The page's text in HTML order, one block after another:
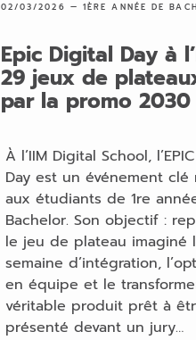
02/03/2026 — 1ÈRE ANNÉE DE
Epic Digital Day à
29 jeux de
par la promo 2030
À l’IIM Digital School,
Day est un événement clé
aux étudiants de 1re
Bachelor. Son objectif :
le jeu de plateau imaginé
semaine d’intégration,
en équipe et le
véritable produit prêt à
présenté devant un jury…